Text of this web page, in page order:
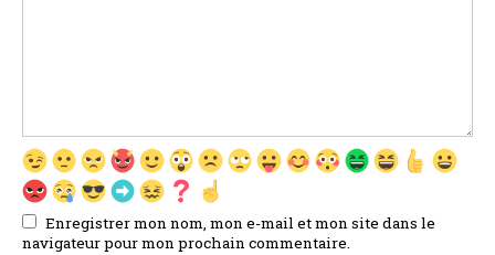
Enregistrer mon nom, mon e-mail et mon site dans le
navigateur pour mon prochain commentaire.